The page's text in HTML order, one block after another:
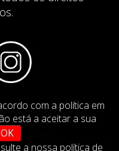
com a política em
está a aceitar a sua
OK
a nossa política de
Politica de Cookies